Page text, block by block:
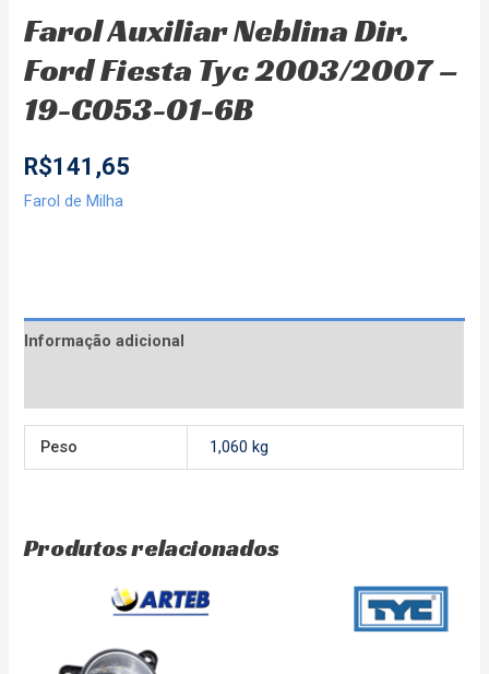
Farol Auxiliar Neblina Dir.
Ford Fiesta Tyc 2003/2007 –
19-C053-01-6B
R$141,65
Farol de Milha
Informação adicional
Peso 1,060 kg
Produtos relacionados